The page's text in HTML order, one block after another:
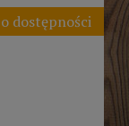
dostępności